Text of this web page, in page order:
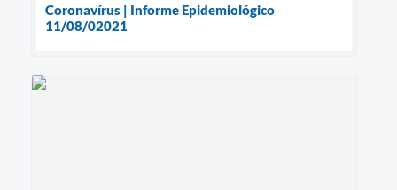
Coronavírus | Informe Epidemiológico
11/08/02021